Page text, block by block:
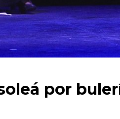
por